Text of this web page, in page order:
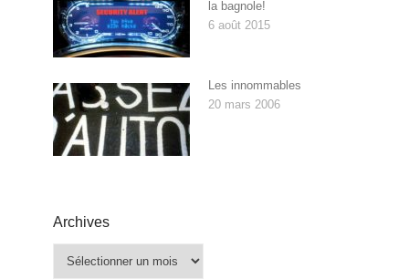
la bagnole!
6 août 2015
Les innommables
20 mars 2006
Archives
Archives